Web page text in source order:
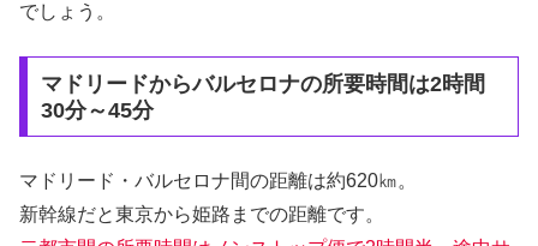
でしょう。
マドリードからバルセロナの所要時間は2時間
30分～45分
マドリード・バルセロナ間の距離は約620㎞。
新幹線だと東京から姫路までの距離です。